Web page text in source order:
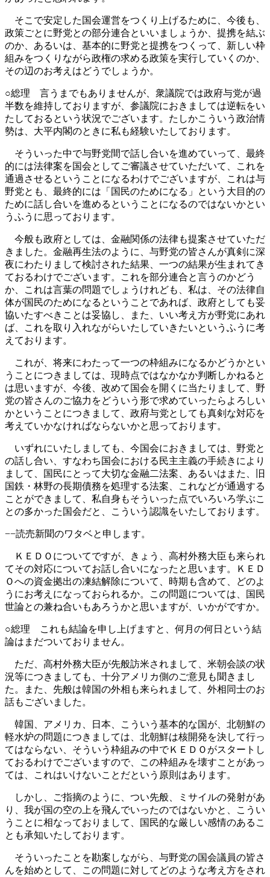
そこで安定した国会運営をつくり上げるために、今後も、
政策ごとに野党との部分連合といいましょうか、提携を結ぶ
のか、あるいは、基本的に野党と提携をつくって、新しい枠
組みをつくりながら政権の求める政策を実行していくのか、
その辺のお考えはどうでしょうか。
○総理 言うまでもありませんが、衆議院では政府与党が過
半数を維持しておりますが、参議院におきましては逆転をい
たしておるという状況でございます。たしかこういう政治情
勢は、大平内閣のときに私も経験いたしております。
そういった中で与野党間で話し合いを進めていって、最終
的には法律案を国会としてご審議させていただいて、これを
通過させるということになるわけでございますが、これは与
野党とも、最終的には「国民のためになる」という大目的の
ために話し合いを進めるということになるのではないかとい
うふうに思っております。
今般も政府としては、金融関係の法律も提案させていただ
きました。金融再生法のように、与野党の皆さんが真剣に深
夜にわたりまして検討された結果、一つの結果が生まれてき
ておるわけでございます。これを部分連合と言うのかどう
か、これは言葉の問題でしょうけれども、私は、その法律自
体が国民のためになるということであれば、政府としても妥
協いたすべきことは妥協し、また、いい考え方が野党にあれ
ば、これを取り入れながらいたしていきたいというふうに考
えております。
これが、将来にわたって一つの枠組みになるかどうかとい
うことにつきましては、現時点ではなかなか判断しかねると
は思いますが、今後、改めて国会を開くに当たりまして、野
党の皆さんのご協力をどういう形で求めていったらよろしい
かということにつきまして、政府与党としても真剣な対応を
考えていかなければならないかと思っております。
いずれにいたしましても、今国会におきましては、野党と
の話し合い、すなわち国会における民主主義の手続きにより
まして、国民にとって大切な金融二法案、あるいはまた、旧
国鉄・林野の長期債務を処理する法案、これなどが通過する
ことができまして、私自身もそういった点でいろいろ学ぶこ
との多かった国会だと、こういう認識をいたしております。
−−読売新聞のワタベと申します。
ＫＥＤＯについてですが、きょう、高村外務大臣も来られ
てその対応についてお話し合いになったと思います。ＫＥＤ
Ｏへの資金拠出の凍結解除について、時期も含めて、どのよ
うにお考えになっておられるか。この問題については、国民
世論との兼ね合いもあろうかと思いますが、いかがですか。
○総理 これも結論を申し上げますと、何月の何日という結
論はまだついておりません。
ただ、高村外務大臣が先般訪米されまして、米朝会談の状
況等につきましても、十分アメリカ側のご意見も聞きまし
た。また、先般は韓国の外相も来られまして、外相同士のお
話もございました。
韓国、アメリカ、日本、こういう基本的な国が、北朝鮮の
軽水炉の問題につきましては、北朝鮮は核開発を決して行っ
てはならない、そういう枠組みの中でＫＥＤＯがスタートし
ておるわけでございますので、この枠組みを壊すことがあっ
ては、これはいけないことだという原則はあります。
しかし、ご指摘のように、つい先般、ミサイルの発射があ
り、我が国の空の上を飛んでいったのではないかと、こうい
うことに相なっておりまして、国民的な厳しい感情のあるこ
とも承知いたしております。
そういったことを勘案しながら、与野党の国会議員の皆さ
んを始めとして、この問題に対してどのような考え方をされ